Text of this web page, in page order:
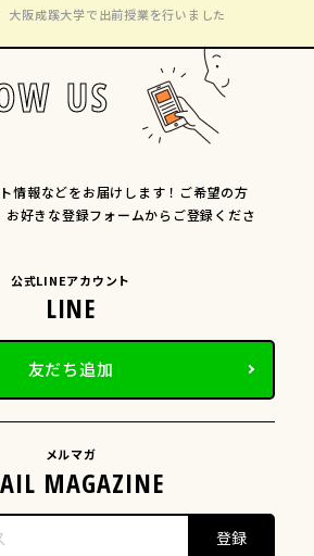
大阪成蹊大学で出前授業を行いました
US
情報などをお届けします！ご希望の方
お好きな登録フォームからご登録くださ
公式LINEアカウント
友だち追加
メルマガ